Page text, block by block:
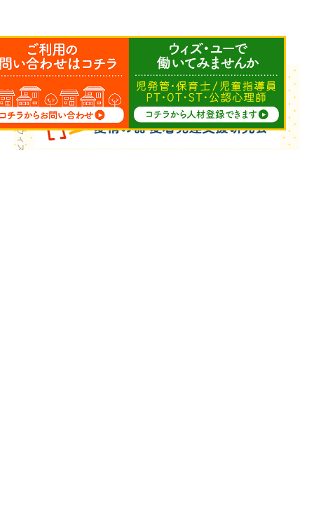
Copyright © ウィズ・ユー All Rights Reserved.